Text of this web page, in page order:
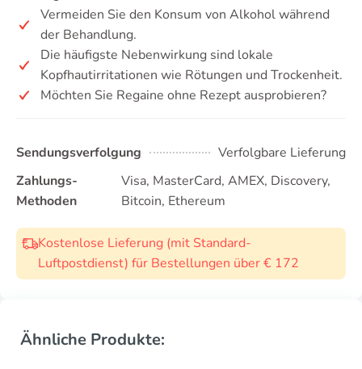
Vermeiden Sie den Konsum von Alkohol während
der Behandlung.
Die häufigste Nebenwirkung sind lokale
Kopfhautirritationen wie Rötungen und Trockenheit.
Möchten Sie Regaine ohne Rezept ausprobieren?
Sendungsverfolgung
Verfolgbare Lieferung
Zahlungs-
Methoden
Visa, MasterCard, AMEX, Discovery,
Bitcoin, Ethereum
Kostenlose Lieferung (mit Standard-
Luftpostdienst) für Bestellungen über € 172
Ähnliche Produkte: